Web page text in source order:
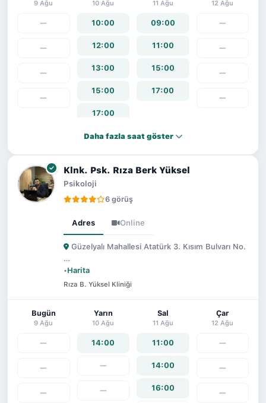
9 Ağu
—
—
—
—
10 Ağu
10:00
12:00
13:00
15:00
17:00
11 Ağu
09:00
11:00
15:00
17:00
12 Ağu
—
—
—
—
Daha fazla saat göster
Klnk. Psk. Rıza Berk Yüksel
Psikoloji
6 görüş
Adres Online
Güzelyalı Mahallesi Atatürk 3. Kısım Bulvarı No.
…
•Harita
Rıza B. Yüksel Kliniği
Bugün
9 Ağu
—
—
—
Yarın
10 Ağu
14:00
—
—
Sal
11 Ağu
11:00
14:00
16:00
Çar
12 Ağu
—
—
—